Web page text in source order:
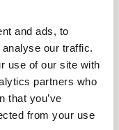
and ads, to
our traffic.
use of our site with
partners who
that you’ve
from your use
rectification et de
exercer ce droit
de contact du site.